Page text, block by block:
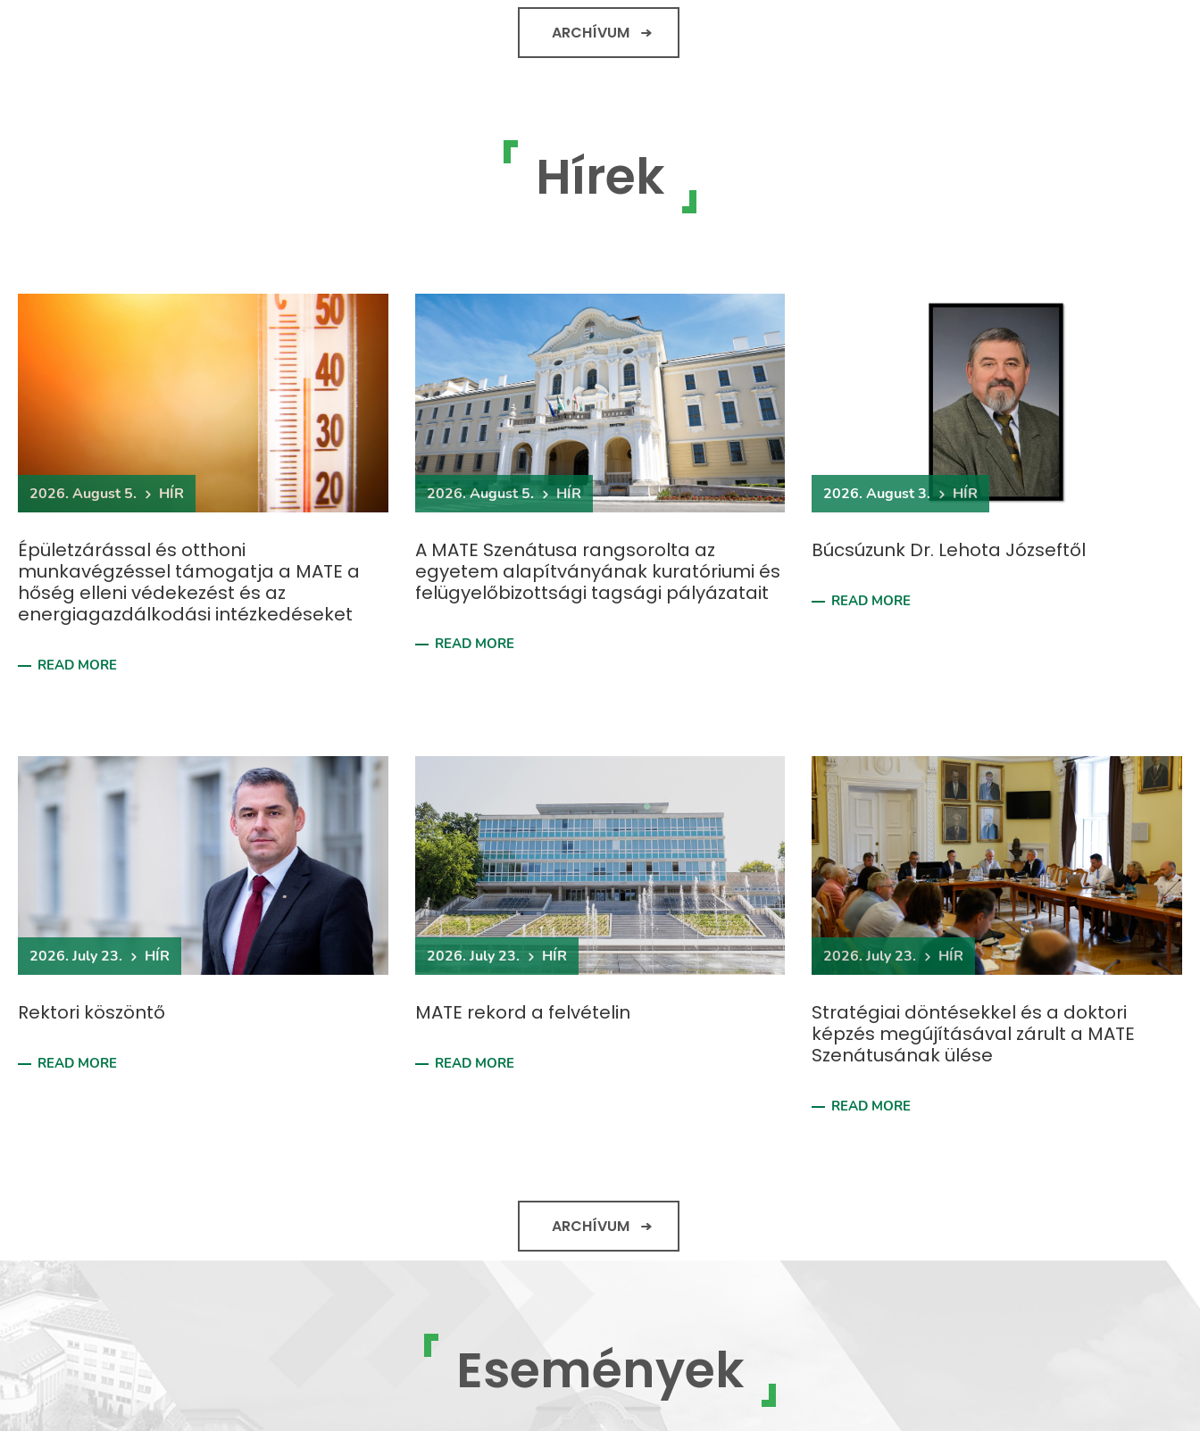
ARCHÍVUM
Hírek
2026. August 5. HÍR
Épületzárással és otthoni
munkavégzéssel támogatja a MATE a
hőség elleni védekezést és az
energiagazdálkodási intézkedéseket
READ MORE
2026. August 5. HÍR
A MATE Szenátusa rangsorolta az
egyetem alapítványának kuratóriumi és
felügyelőbizottsági tagsági pályázatait
READ MORE
2026. August 3. HÍR
Búcsúzunk Dr. Lehota Józseftől
READ MORE
2026. July 23. HÍR
Rektori köszöntő
READ MORE
2026. July 23. HÍR
MATE rekord a felvételin
READ MORE
2026. July 23. HÍR
Stratégiai döntésekkel és a doktori
képzés megújításával zárult a MATE
Szenátusának ülése
READ MORE
ARCHÍVUM
Események